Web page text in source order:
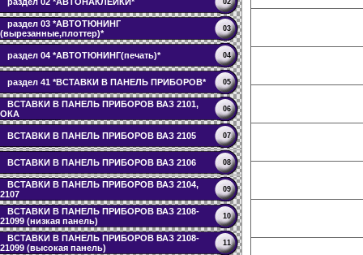
02
раздел 03 *АВТОТЮНИНГ
(вырезанные,плоттер)*
03
раздел 04 *АВТОТЮНИНГ(печать)* 04
раздел 41 *ВСТАВКИ В ПАНЕЛЬ ПРИБОРОВ* 05
ВСТАВКИ В ПАНЕЛЬ ПРИБОРОВ ВАЗ 2101,
ОКА
06
ВСТАВКИ В ПАНЕЛЬ ПРИБОРОВ ВАЗ 2105 07
ВСТАВКИ В ПАНЕЛЬ ПРИБОРОВ ВАЗ 2106 08
ВСТАВКИ В ПАНЕЛЬ ПРИБОРОВ ВАЗ 2104,
2107
09
ВСТАВКИ В ПАНЕЛЬ ПРИБОРОВ ВАЗ 2108-
21099 (низкая панель)
10
ВСТАВКИ В ПАНЕЛЬ ПРИБОРОВ ВАЗ 2108-
21099 (высокая панель)
11